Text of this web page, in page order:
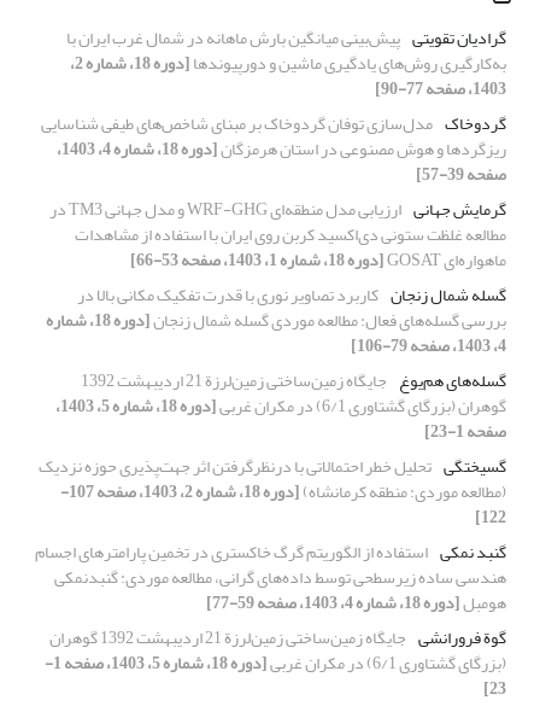
گرادیان تقویتی پیش‌بینی میانگین بارش ماهانه در شمال غرب ایران با
به‌کارگیری روش‌های یادگیری ماشین و دورپیوندها [دوره 18، شماره 2،
1403، صفحه 77-90]
گردوخاک مدل‌سازی توفان گردوخاک بر مبنای شاخص‌های طیفی شناسایی
ریزگردها و هوش مصنوعی در استان هرمزگان [دوره 18، شماره 4، 1403،
صفحه 39-57]
گرمایش جهانی
ارزیابی مدل منطقه‌ای WRF-GHG و مدل جهانی TM3 در
مطالعه غلظت ستونی ‌دی‌اکسید کربن روی ایران با استفاده از مشاهدات
ماهواره‌ای GOSAT
[دوره 18، شماره 1، 1403، صفحه 53-66]
گسله شمال زنجان کاربرد تصاویر نوری با قدرت تفکیک مکانی بالا در
بررسی گسله‌های فعال: مطالعه موردی گسله شمال زنجان [دوره 18، شماره
4، 1403، صفحه 79-106]
گسله‌های هم‌یوغ
جایگاه ‌زمین‌ساختی زمین‌لرزة 21 اردیبهشت 1392
گوهران (بزرگای گشتاوری 6/1) در مکران غربی [دوره 18، شماره 5، 1403،
صفحه 1-23]
گسیختگی تحلیل خطر احتمالاتی با درنظرگرفتن اثر جهت‌پذیری حوزه نزدیک
(مطالعه موردی: منطقه کرمانشاه) [دوره 18، شماره 2، 1403، صفحه 107-
122]
گنبد نمکی استفاده از الگوریتم گرگ خاکستری در تخمین پارامترهای اجسام
هندسی ساده زیر‌سطحی توسط داده‌های گرانی، مطالعه موردی: گنبدنمکی
هومبل[دوره 18، شماره 4، 1403، صفحه 59-77]
گوة فرورانشی
جایگاه ‌زمین‌ساختی زمین‌لرزة 21 اردیبهشت 1392 گوهران
(بزرگای گشتاوری 6/1) در مکران غربی [دوره 18، شماره 5، 1403، صفحه 1-
23]